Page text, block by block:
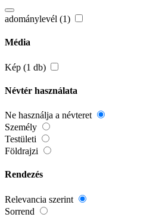
adománylevél (1)
Média
Kép (1 db)
Névtér használata
Ne használja a névteret
Személy
Testületi
Földrajzi
Rendezés
Relevancia szerint
Sorrend